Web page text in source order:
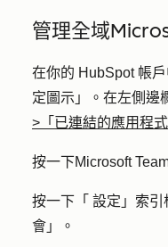
管理全域
在你的 HubSpot 帳
定圖示」。在左側邊
>「已連結的應用程式
按一下Microsoft
按一下「 設定 」索
會 」。